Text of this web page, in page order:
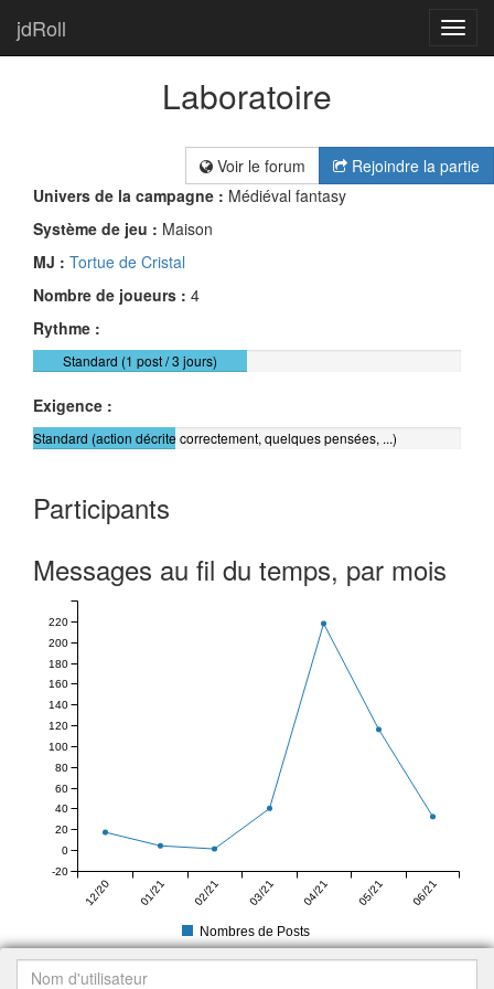
jdRoll
Laboratoire
Voir le forum
Rejoindre la partie
Univers de la campagne : Médiéval fantasy
Système de jeu : Maison
MJ : Tortue de Cristal
Nombre de joueurs : 4
Rythme :
Standard (1 post / 3 jours)
Exigence :
Standard (action décrite correctement, quelques pensées, ...)
Participants
Messages au fil du temps, par mois
12/20 01/21 02/21 03/21 04/21 05/21 06/21
-20
0
20
40
60
80
100
120
140
160
180
200
220
Nombres de Posts